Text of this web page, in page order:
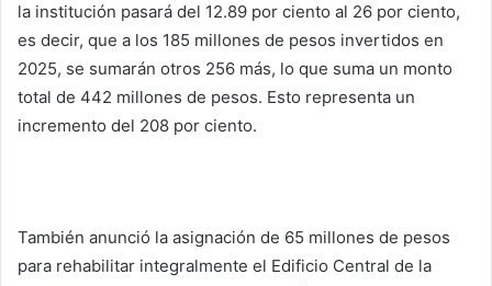
la institución pasará del 12.89 por ciento al 26 por ciento,
es decir, que a los 185 millones de pesos invertidos en
2025, se sumarán otros 256 más, lo que suma un monto
total de 442 millones de pesos. Esto representa un
incremento del 208 por ciento.
También anunció la asignación de 65 millones de pesos
para rehabilitar integralmente el Edificio Central de la